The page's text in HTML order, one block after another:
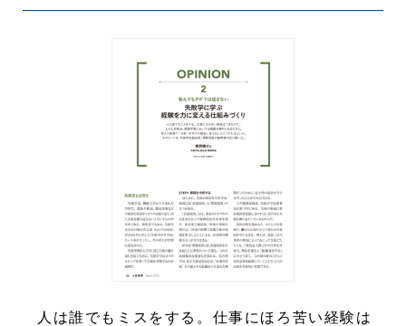
人は誰でもミスをする。仕事にほろ苦い経験は